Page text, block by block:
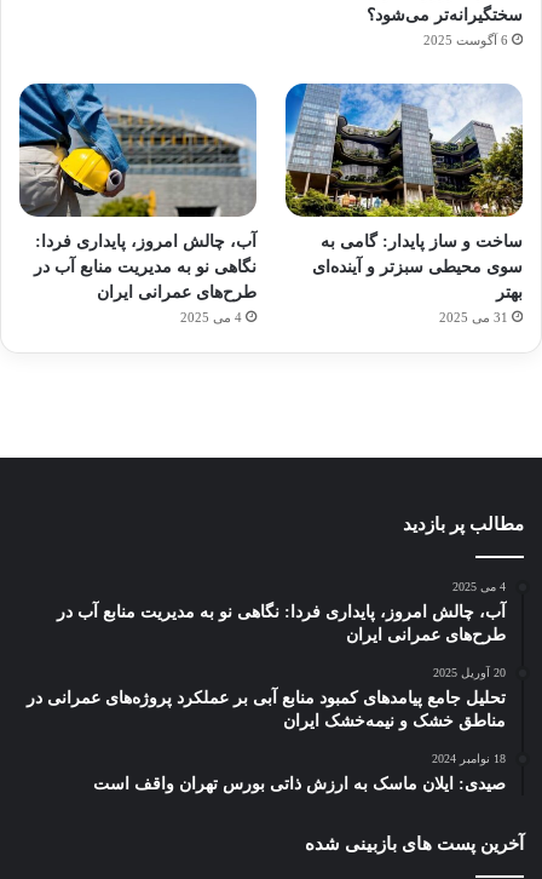
سختگیرانه‌تر می‌شود؟
6 آگوست 2025
ساخت و ساز پایدار: گامی به
سوی محیطی سبزتر و آینده‌ای
بهتر
31 می 2025
آب، چالش امروز، پایداری فردا:
نگاهی نو به مدیریت منابع آب در
طرح‌های عمرانی ایران
4 می 2025
آماده
برای
کشف
توسط
ژاکت
در
ی سفر
مجازی
…
توسط
ورزش
با
ساعت
هوشمند
عکاسی
با طعم
توسط
ژاکت
در
هدفون
های
2023
توسط
ژاکت
مطالب پر بازدید
4 می 2025
آب، چالش امروز، پایداری فردا: نگاهی نو به مدیریت منابع آب در
طرح‌های عمرانی ایران
20 آوریل 2025
تحلیل جامع پیامدهای کمبود منابع آبی بر عملکرد پروژه‌های عمرانی در
مناطق خشک و نیمه‌خشک ایران
18 نوامبر 2024
صیدی: ایلان ماسک به ارزش ذاتی بورس تهران واقف است
آخرین پست های بازبینی شده